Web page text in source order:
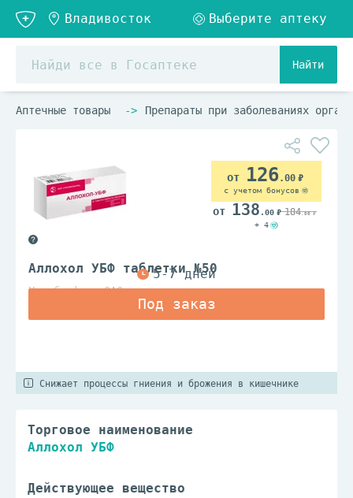
Найти
Аптечные товары Препараты при заболеваниях
Аллохол УБФ таблетки №50
Уралбиофарм ОАО
126.00
с учетом бонусов
138 .00 184.00
+ 4
Снижает процессы гниения и брожения в кишечнике
Торговое наименование
Аллохол УБФ
Действующее вещество